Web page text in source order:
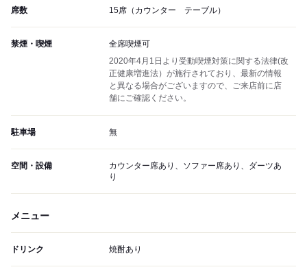
席数 15席（カウンター テーブル）
禁煙・喫煙
全席喫煙可
2020年4月1日より受動喫煙対策に関する法律(改
正健康増進法）が施行されており、最新の情報
と異なる場合がございますので、ご来店前に店
舗にご確認ください。
駐車場 無
空間・設備
カウンター席あり、ソファー席あり、ダーツあ
り
メニュー
ドリンク 焼酎あり